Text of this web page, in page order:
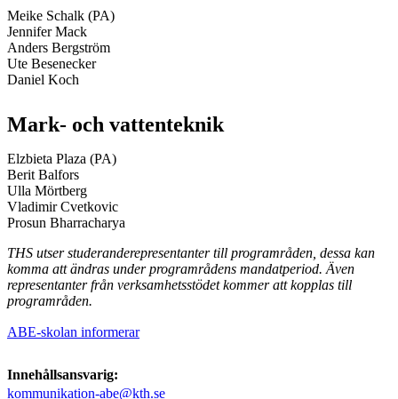
Meike Schalk (PA)
Jennifer Mack
Anders Bergström
Ute Besenecker
Daniel Koch
Mark- och vattenteknik
Elzbieta Plaza (PA)
Berit Balfors
Ulla Mörtberg
Vladimir Cvetkovic
Prosun Bharracharya
THS utser studeranderepresentanter till programråden, dessa kan
komma att ändras under programrådens mandatperiod. Även
representanter från verksamhetsstödet kommer att kopplas till
programråden.
ABE-skolan informerar
Innehållsansvarig:
kommunikation-abe@kth.se